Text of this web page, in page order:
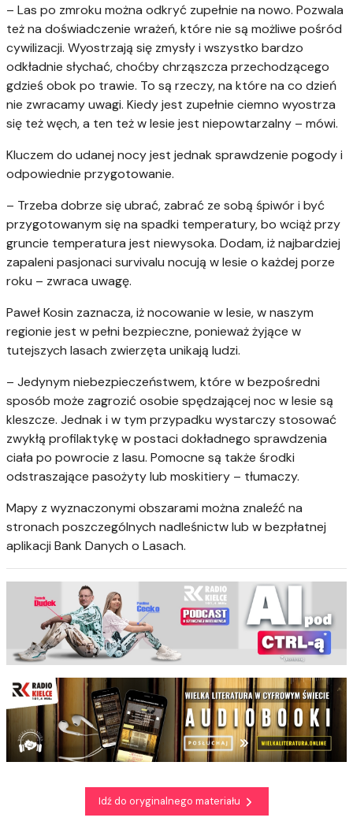
– Las po zmroku można odkryć zupełnie na nowo. Pozwala
też na doświadczenie wrażeń, które nie są możliwe pośród
cywilizacji. Wyostrzają się zmysły i wszystko bardzo
odkładnie słychać, choćby chrząszcza przechodzącego
gdzieś obok po trawie. To są rzeczy, na które na co dzień
nie zwracamy uwagi. Kiedy jest zupełnie ciemno wyostrza
się też węch, a ten też w lesie jest niepowtarzalny – mówi.
Kluczem do udanej nocy jest jednak sprawdzenie pogody i
odpowiednie przygotowanie.
– Trzeba dobrze się ubrać, zabrać ze sobą śpiwór i być
przygotowanym się na spadki temperatury, bo wciąż przy
gruncie temperatura jest niewysoka. Dodam, iż najbardziej
zapaleni pasjonaci survivalu nocują w lesie o każdej porze
roku – zwraca uwagę.
Paweł Kosin zaznacza, iż nocowanie w lesie, w naszym
regionie jest w pełni bezpieczne, ponieważ żyjące w
tutejszych lasach zwierzęta unikają ludzi.
– Jedynym niebezpieczeństwem, które w bezpośredni
sposób może zagrozić osobie spędzającej noc w lesie są
kleszcze. Jednak i w tym przypadku wystarczy stosować
zwykłą profilaktykę w postaci dokładnego sprawdzenia
ciała po powrocie z lasu. Pomocne są także środki
odstraszające pasożyty lub moskitiery – tłumaczy.
Mapy z wyznaczonymi obszarami można znaleźć na
stronach poszczególnych nadleśnictw lub w bezpłatnej
aplikacji Bank Danych o Lasach.
Idź do oryginalnego materiału